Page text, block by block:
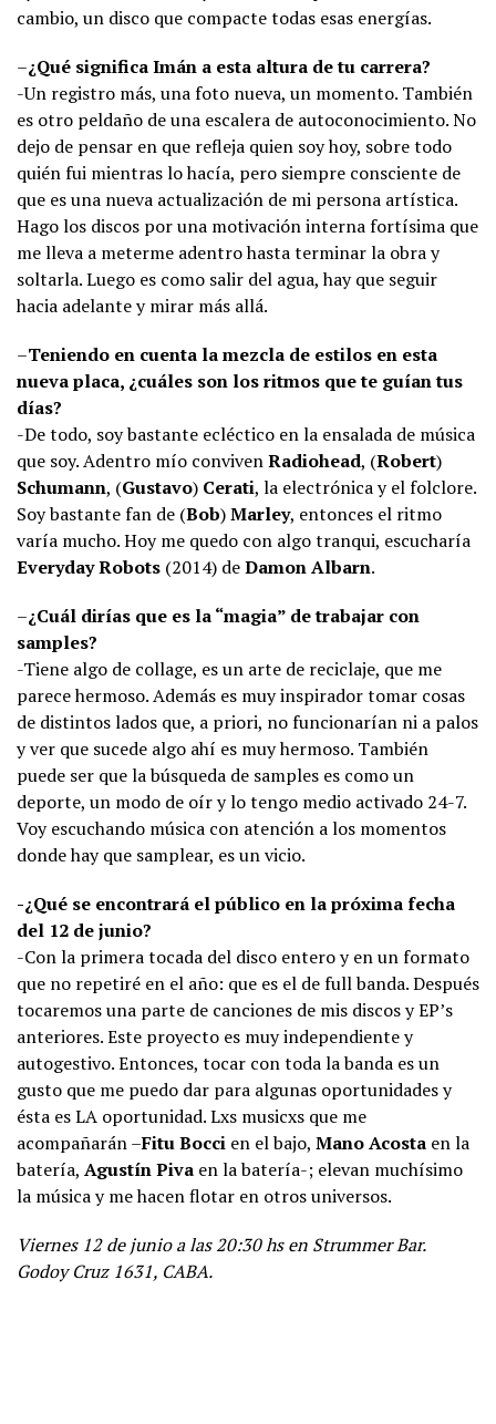
cambio, un disco que compacte todas esas energías.
–¿Qué significa Imán a esta altura de tu carrera?
-Un registro más, una foto nueva, un momento. También
es otro peldaño de una escalera de autoconocimiento. No
dejo de pensar en que refleja quien soy hoy, sobre todo
quién fui mientras lo hacía, pero siempre consciente de
que es una nueva actualización de mi persona artística.
Hago los discos por una motivación interna fortísima que
me lleva a meterme adentro hasta terminar la obra y
soltarla. Luego es como salir del agua, hay que seguir
hacia adelante y mirar más allá.
–Teniendo en cuenta la mezcla de estilos en esta
nueva placa, ¿cuáles son los ritmos que te guían tus
días?
-De todo, soy bastante ecléctico en la ensalada de música
que soy. Adentro mío convivenRadiohead, (Robert)
Schumann, (Gustavo) Cerati, la electrónica y el folclore.
Soy bastante fan de (Bob)Marley, entonces el ritmo
varía mucho. Hoy me quedo con algo tranqui, escucharía
Everyday Robots (2014) deDamon Albarn.
–¿Cuál dirías que es la “magia” de trabajar con
samples?
-Tiene algo de collage, es un arte de reciclaje, que me
parece hermoso. Además es muy inspirador tomar cosas
de distintos lados que, a priori, no funcionarían ni a palos
y ver que sucede algo ahí es muy hermoso. También
puede ser que la búsqueda de samples es como un
deporte, un modo de oír y lo tengo medio activado 24-7.
Voy escuchando música con atención a los momentos
donde hay que samplear, es un vicio.
-¿Qué se encontrará el público en la próxima fecha
del 12 de junio?
-Con la primera tocada del disco entero y en un formato
que no repetiré en el año: que es el de full banda. Después
tocaremos una parte de canciones de mis discos y EP’s
anteriores. Este proyecto es muy independiente y
autogestivo. Entonces, tocar con toda la banda es un
gusto que me puedo dar para algunas oportunidades y
ésta es LA oportunidad. Lxs musicxs que me
acompañarán –Fitu Bocci en el bajo, Mano Acosta en la
batería, Agustín Piva en la batería-; elevan muchísimo
la música y me hacen flotar en otros universos.
Viernes 12 de junio a las 20:30 hs en Strummer Bar.
Godoy Cruz 1631, CABA.